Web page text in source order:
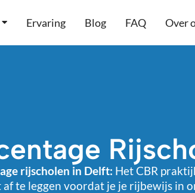
Ervaring Blog FAQ Over
rijscholen in Delft: Het CBR
te leggen voordat je je rijbewijs in